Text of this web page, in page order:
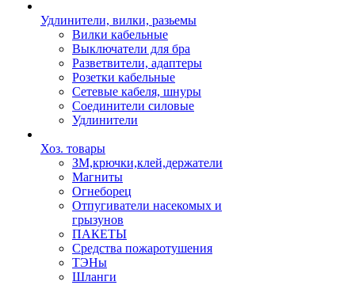
Удлинители, вилки, разьемы
Вилки кабельные
Выключатели для бра
Разветвители, адаптеры
Розетки кабельные
Сетевые кабеля, шнуры
Соединители силовые
Удлинители
Хоз. товары
ЗМ,крючки,клей,держатели
Магниты
Огнеборец
Отпугиватели насекомых и
грызунов
ПАКЕТЫ
Средства пожаротушения
ТЭНы
Шланги